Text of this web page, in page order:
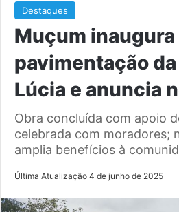
Destaques
Muçum inaugura
pavimentação
Lúcia e anuncia
Obra concluída com apoio
celebrada com moradores;
amplia benefícios à
Última Atualização 4 de junho de 2025